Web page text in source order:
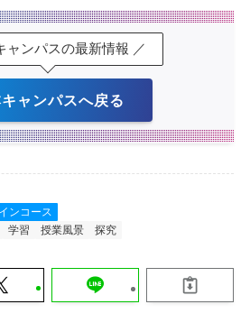
ャンパスの最新情報 ／
ャンパスへ戻る
ンコース
学習 授業風景 探究